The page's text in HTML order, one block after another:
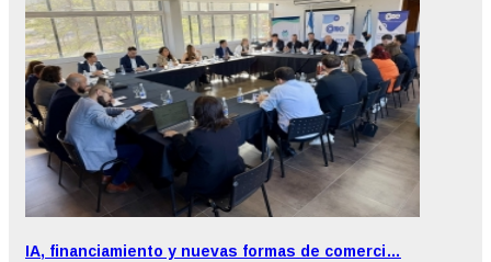
IA, financiamiento y nuevas formas de comerci…